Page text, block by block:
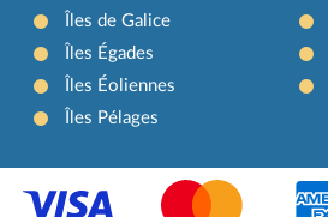
Îles de Galice
Îles Égades
Îles Éoliennes
Îles Pélages